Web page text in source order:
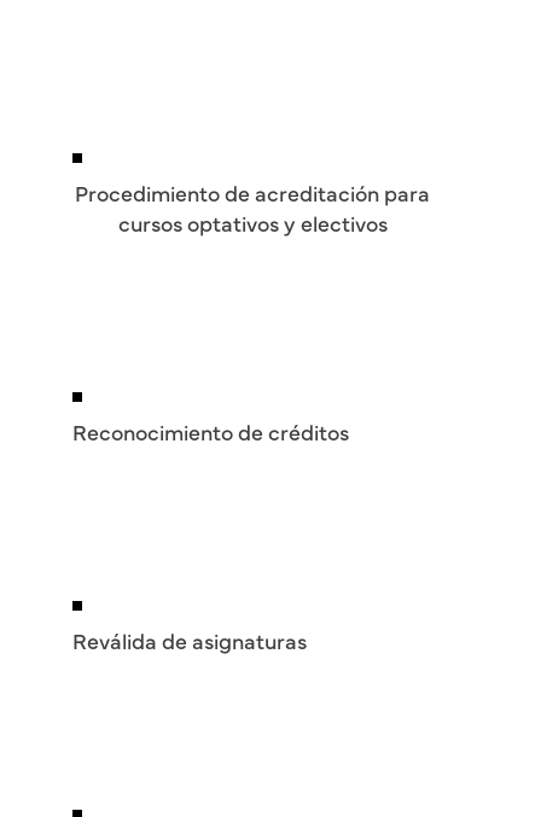
Procedimiento de acreditación para
cursos optativos y electivos
Reconocimiento de créditos
Reválida de asignaturas